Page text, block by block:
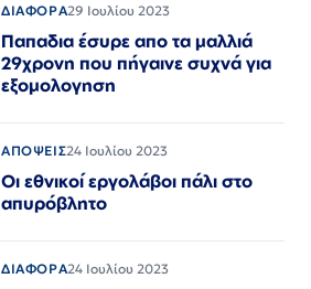
ΔΙΑΦΟΡΑ29 Ιουλίου 2023
Παπαδια έσυρε απο τα μαλλιά
29χρονη που πήγαινε συχνά για
εξομολογηση
ΑΠΟΨΕΙΣ24 Ιουλίου 2023
Οι εθνικοί εργολάβοι πάλι στο
απυρόβλητο
ΔΙΑΦΟΡΑ24 Ιουλίου 2023